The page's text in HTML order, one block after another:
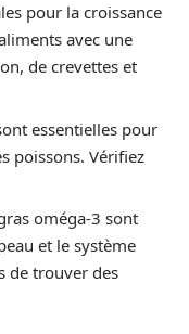
pour la croissance
avec une
de crevettes et
essentielles pour
poissons. Vérifiez
oméga-3 sont
et le système
de trouver des